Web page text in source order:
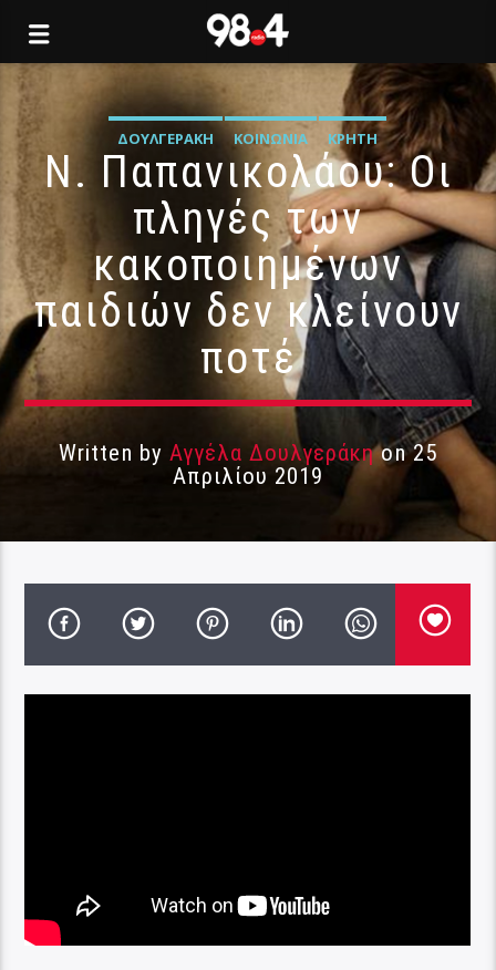
ΔΟΥΛΓΕΡΆΚΗ ΚΟΙΝΩΝΊΑ ΚΡΉΤΗ
Ν. Παπανικολάου: Οι
πληγές των
κακοποιημένων
παιδιών δεν κλείνουν
ποτέ
Written by Αγγέλα Δουλγεράκηon 25
Απριλίου 2019